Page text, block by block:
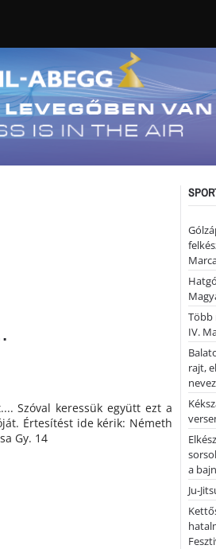
Szóval keressük együtt ezt a
Értesítést ide kérik: Németh
Gy. 14
Több
IV.
rajt,
a
Ju-